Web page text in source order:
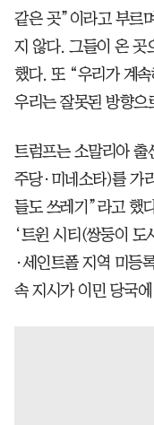
같은 곳”이라고 부르
지 않다. 그들이 온 곳
했다. 또 “우리가 계
우리는 잘못된 방향으
트럼프는 소말리아 출
주당·미네소타)를 가
들도 쓰레기”라고 했
‘트윈 시티(쌍둥이 도
·세인트폴 지역 미등
속 지시가 이민 당국